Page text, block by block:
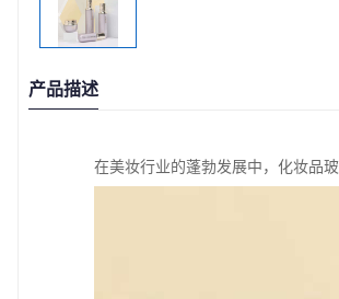
产品描述
在美妆行业的蓬勃发展中，化妆品